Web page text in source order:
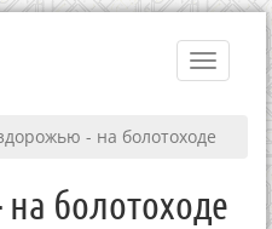
Toggle
- на болотоходе
болотоходе